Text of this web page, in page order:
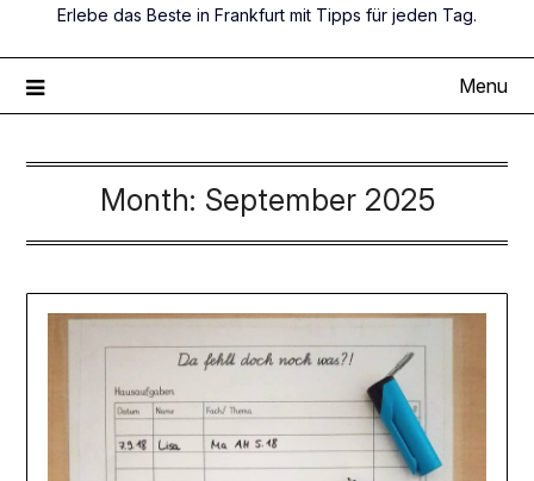
Erlebe das Beste in Frankfurt mit Tipps für jeden Tag.
Menu
Month: September 2025